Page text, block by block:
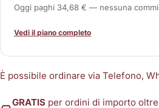
Oggi paghi 34,68 € — nessuna
Vedi il piano completo
È possibile ordinare via Telefono,
GRATIS per ordini di importo